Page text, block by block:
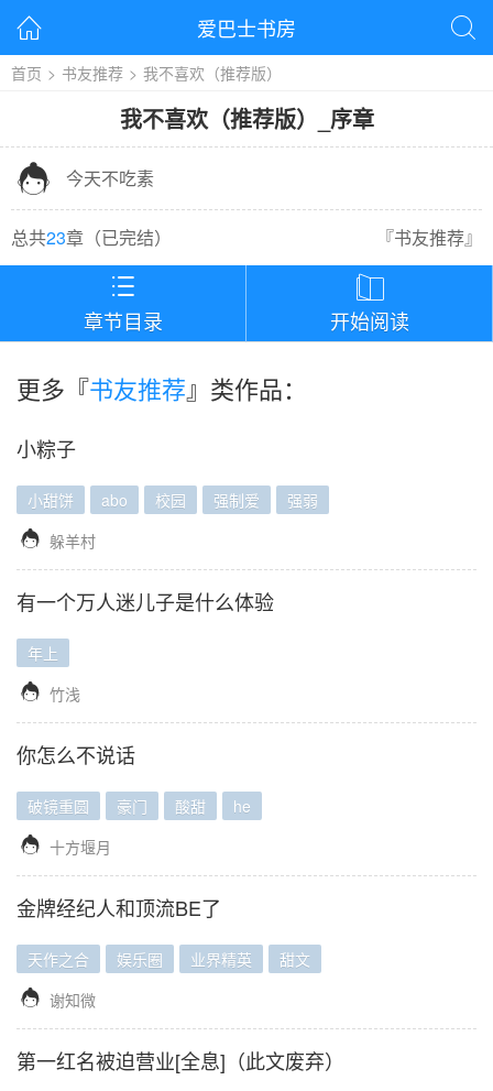
 爱巴士书房 
首页 > 书友推荐 > 我不喜欢（推荐版）
我不喜欢（推荐版） 序章
 今天不吃素
总共23章（已完结） 『书友推荐』

章节目录

开始阅读
更多『书友推荐』类作品：
小粽子
小甜饼 abo 校园 强制爱 强弱
 躲羊村
有一个万人迷儿子是什么体验
年上
 竹浅
你怎么不说话
破镜重圆 豪门 酸甜 he
 十方堰月
金牌经纪人和顶流BE了
天作之合 娱乐圈 业界精英 甜文
 谢知微
第一红名被迫营业[全息]（此文废弃）